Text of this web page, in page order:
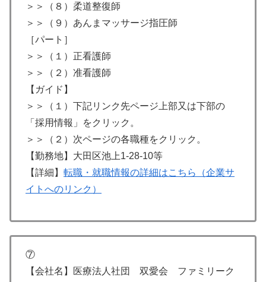
＞＞（８）柔道整復師
＞＞（９）あんまマッサージ指圧師
［パート］
＞＞（１）正看護師
＞＞（２）准看護師
【ガイド】
＞＞（１）下記リンク先ページ上部又は下部の
「採用情報」をクリック。
＞＞（２）次ページの各職種をクリック。
【勤務地】大田区池上1-28-10等
【詳細】 転職・就職情報の詳細はこちら（企業サ
イトへのリンク）
⑦
【会社名】医療法人社団 双愛会 ファミリーク